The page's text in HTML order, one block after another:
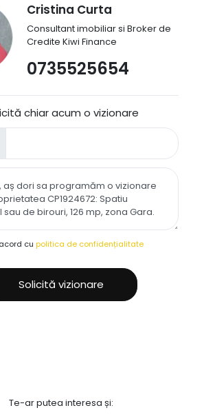
Cristina Curta
Consultant imobiliar si Broker de
Credite Kiwi Finance
0735525654
chiar acum o vizionare
cu politica de confidențialitate
Solicită vizionare
Te-ar putea interesa și: